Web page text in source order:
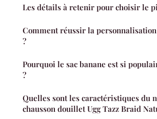
Les détails à retenir pour choisir le
Comment réussir la
?
Pourquoi le sac banane est si
?
Quelles sont les caractéristiques du
chausson douillet Ugg Tazz